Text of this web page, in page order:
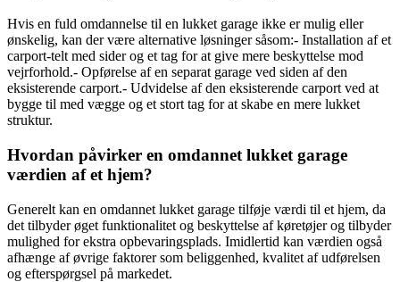
Hvis en fuld omdannelse til en lukket garage ikke er mulig eller
ønskelig, kan der være alternative løsninger såsom:- Installation af et
carport-telt med sider og et tag for at give mere beskyttelse mod
vejrforhold.- Opførelse af en separat garage ved siden af den
eksisterende carport.- Udvidelse af den eksisterende carport ved at
bygge til med vægge og et stort tag for at skabe en mere lukket
struktur.
Hvordan påvirker en omdannet lukket garage
værdien af ​​et hjem?
Generelt kan en omdannet lukket garage tilføje værdi til et hjem, da
det tilbyder øget funktionalitet og beskyttelse af køretøjer og tilbyder
mulighed for ekstra opbevaringsplads. Imidlertid kan værdien også
afhænge af øvrige faktorer som beliggenhed, kvalitet af udførelsen
og efterspørgsel på markedet.